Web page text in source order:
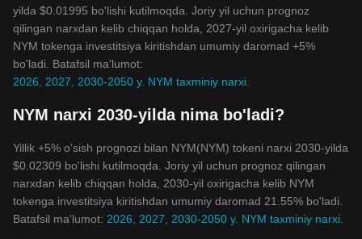
yilda $0.01995 bo'lishi kutilmoqda. Joriy yil uchun prognoz
qilingan narxdan kelib chiqqan holda, 2027-yil oxirigacha kelib
NYM tokenga investitsiya kiritishdan umumiy daromad +5%
bo'ladi. Batafsil ma'lumot:
2026, 2027, 2030-2050 y. NYM taxminiy narxi
NYM narxi 2030-yilda nima bo'ladi?
Yillik +5% o'sish prognozi bilan NYM(NYM) tokeni narxi 2030-yilda
$0.02309 bo'lishi kutilmoqda. Joriy yil uchun prognoz qilingan
narxdan kelib chiqqan holda, 2030-yil oxirigacha kelib NYM
tokenga investitsiya kiritishdan umumiy daromad 21.55% bo'ladi.
Batafsil ma'lumot: 2026, 2027, 2030-2050 y. NYM taxminiy narxi